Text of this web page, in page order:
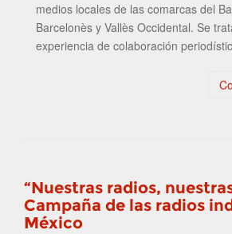
medios locales de las comarcas del
Barcelonès y Vallès Occidental. Se
experiencia de colaboración
“Nuestras radios,
Campaña de las radios
México